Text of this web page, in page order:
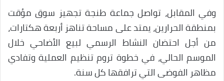
وفي المقابل، تواصل جماعة طنجة تجهيز سوق مؤقت
بمنطقة الحرارين، يمتد على مساحة تناهز أربعة هكتارات،
من أجل احتضان النشاط الرسمي لبيع الأضاحي خلال
الموسم الحالي، في خطوة تروم تنظيم العملية وتفادي
مظاهر الفوضى التي ترافقها كل سنة.